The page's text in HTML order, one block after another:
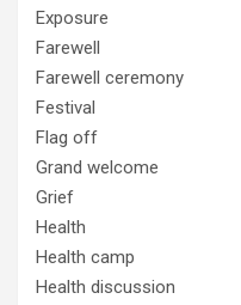
Exposure
Farewell
Farewell ceremony
Festival
Flag off
Grand welcome
Grief
Health
Health camp
Health discussion